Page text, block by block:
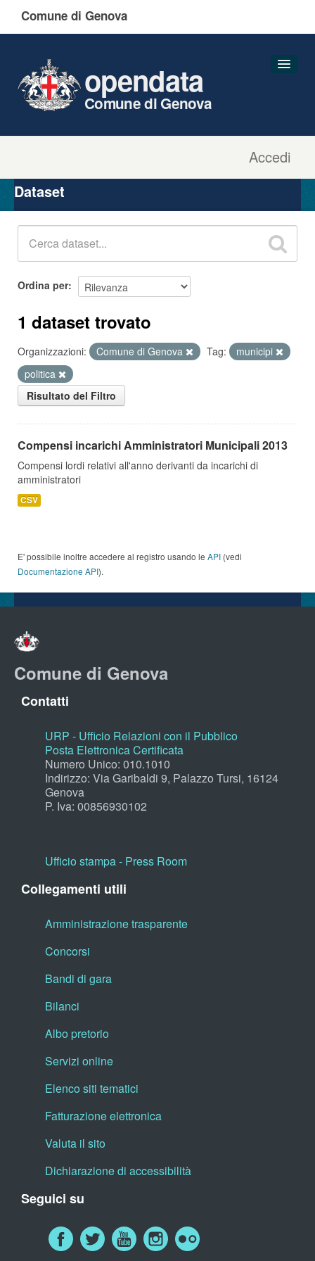
Comune di Genova
Accedi
opendata
Comune di Genova
Organizzazioni
Gruppi
Dataset
Ordina per
1 dataset trovato
Organizzazioni: Comune di Genova Tag:
municipi
politica
Risultato del Filtro
Compensi incarichi Amministratori Municipali 2013
Compensi lordi relativi all'anno derivanti da incarichi di
amministratori
CSV
E' possibile inoltre accedere al registro usando le API (vedi
Documentazione API).
Comune di Genova
Contatti
URP - Ufficio Relazioni con il Pubblico
Posta Elettronica Certificata
Numero Unico: 010.1010
Indirizzo: Via Garibaldi 9, Palazzo Tursi, 16124
Genova
P. Iva: 00856930102
Ufficio stampa - Press Room
Collegamenti utili
Amministrazione trasparente
Concorsi
Bandi di gara
Bilanci
Albo pretorio
Servizi online
Elenco siti tematici
Fatturazione elettronica
Valuta il sito
Dichiarazione di accessibilità
Seguici su